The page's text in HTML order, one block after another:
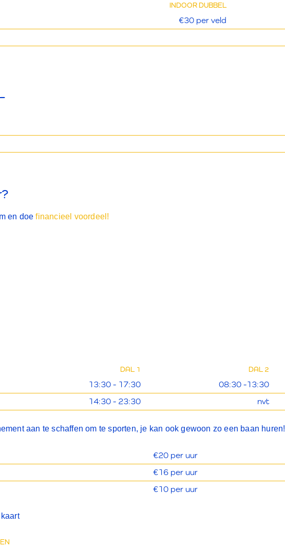
INDOOR DUBBEL
€30 per veld
en doefinancieel voordeel!
DAL 1 DAL 2
13:30 - 17:30 08:30 -13:30
14:30 - 23:30 nvt
aan te schaffen om te sporten, je kan ook gewoon zo een baan huren!
€20 per uur
€16 per uur
€10 per uur